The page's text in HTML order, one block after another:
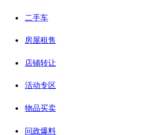
二手车
房屋租售
店铺转让
活动专区
物品买卖
问政爆料